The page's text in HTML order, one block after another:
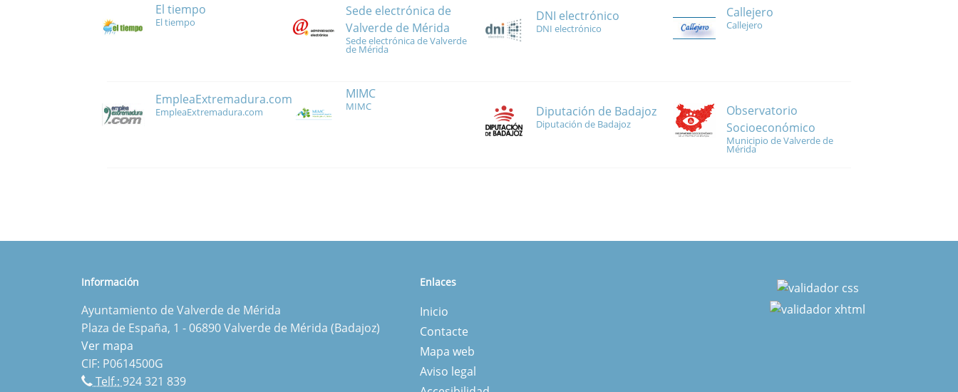
El tiempo
El tiempo
Sede electrónica de
Valverde de Mérida
Sede electrónica de Valverde
de Mérida
DNI electrónico
DNI electrónico
Callejero
Callejero
EmpleaExtremadura.com
EmpleaExtremadura.com
MIMC
MIMC Diputación de Badajoz
Diputación de Badajoz
Observatorio
Socioeconómico
Municipio de Valverde de
Mérida
Información
Ayuntamiento de Valverde de Mérida
Plaza de España, 1 - 06890 Valverde de Mérida (Badajoz)
Ver mapa
CIF: P0614500G
Telf.:924 321 839
Enlaces
Inicio
Contacte
Mapa web
Aviso legal